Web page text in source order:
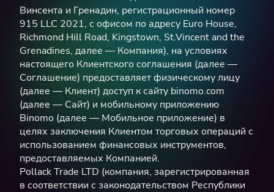
Винсента и Гренадин, регистрационный номер
915 LLC 2021, с офисом по адресу Euro House,
Richmond Hill Road, Kingstown, St.Vincent and the
Grenadines, далее — Компания), на условиях
настоящего Клиентского соглашения (далее —
Соглашение) предоставляет физическому лицу
(далее — Клиент) доступ к сайту binomo.com
(далее — Сайт) и мобильному приложению
Binomo (далее — Мобильное приложение) в
целях заключения Клиентом торговых операций с
использованием финансовых инструментов,
предоставляемых Компанией.
Pollack Trade LTD (компания, зарегистрированная
в соответствии с законодательством Республики